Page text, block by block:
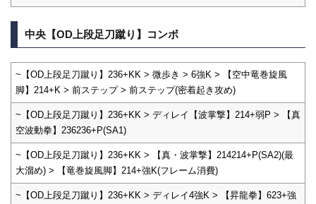
中央【OD上段足刀蹴り】コンボ
~【OD上段足刀蹴り】236+KK > 微歩き > 6強K > 【空中竜巻旋風
脚】214+K > 前ステップ > 前ステップ(密着起き攻め)
~【OD上段足刀蹴り】236+KK > ディレイ【波掌撃】214+弱P > 【真
空波動拳】236236+P(SA1)
~【OD上段足刀蹴り】236+KK > 【真・波掌撃】214214+P(SA2)(最
大溜め) > 【竜巻旋風脚】214+強K(フレーム消費)
~【OD上段足刀蹴り】236+KK > ディレイ4強K > 【昇龍拳】623+強